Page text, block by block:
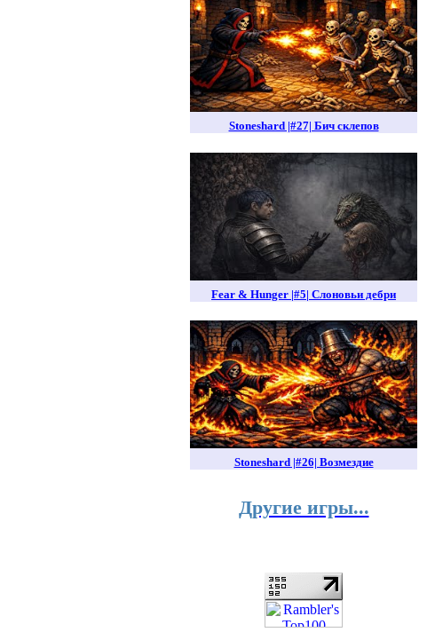
Stoneshard |#27| Бич склепов
Fear & Hunger |#5| Слоновьи дебри
Stoneshard |#26| Возмездие
Другие игры...